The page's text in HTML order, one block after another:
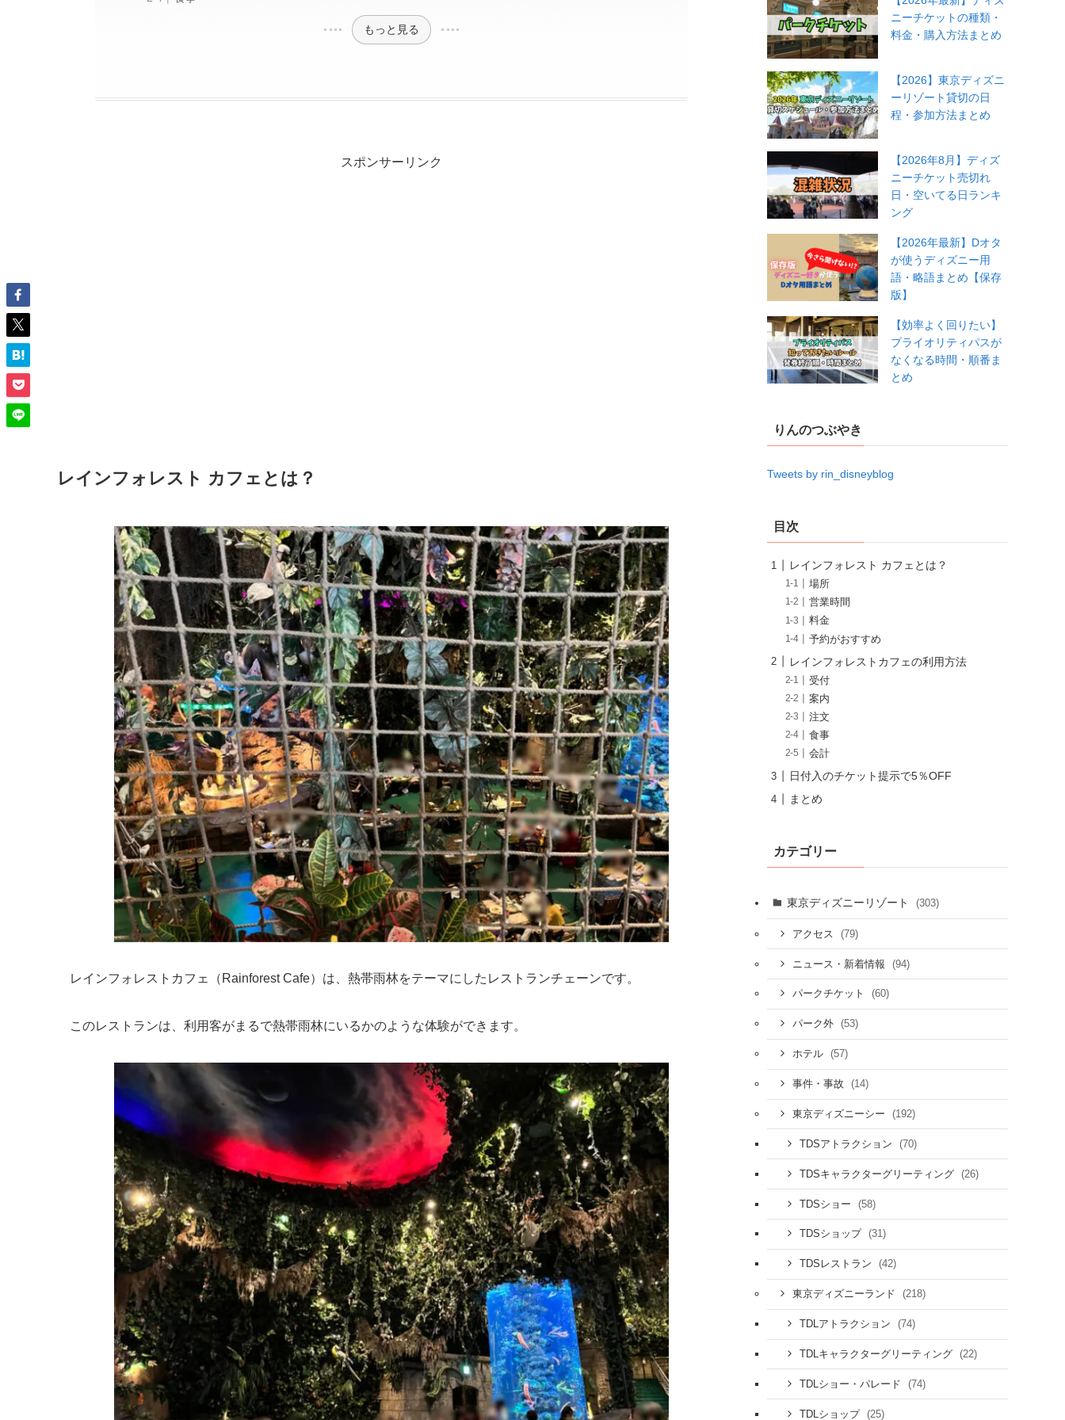
もっと見る
スポンサーリンク
レインフォレストカフェ（Rainforest Cafe）は、熱帯雨林をテーマにしたレストランチェーンです。
このレストランは、利用客がまるで熱帯雨林にいるかのような体験ができます。
水槽にある熱帯魚は本物！
店内の雰囲気はジャングルでゴリラや象、蝶などの動物がいます。
食事をしていると定期的に「雷雨 」が発生する演出もあり、その度に動物たちが反応するといった工夫がされて
います。
ニーチケットの種類・
料金・購入方法まとめ
【2026】東京ディズニ
ーリゾート貸切の日
程・参加方法まとめ
【2026年8月】ディズ
ニーチケット売切れ
日・空いてる日ランキ
ング
【2026年最新】Dオタ
が使うディズニー用
語・略語まとめ【保存
版】
【効率よく回りたい】
プライオリティパスが
なくなる時間・順番ま
とめ
りんのつぶやき
Tweets by rin_disneyblog
目次
レインフォレスト カフェとは？
場所
営業時間
料金
予約がおすすめ
レインフォレストカフェの利用方法
受付
案内
注文
食事
会計
日付入のチケット提示で5％OFF
まとめ
カテゴリー
東京ディズニーリゾート (303)
アクセス (79)
ニュース・新着情報 (94)
パークチケット (60)
パーク外 (53)
ホテル (57)
事件・事故 (14)
東京ディズニーシー (192)
TDSアトラクション (70)
TDSキャラクターグリーティング (26)
TDSショー (58)
TDSショップ (31)
TDSレストラン (42)
東京ディズニーランド (218)
TDLアトラクション (74)
TDLキャラクターグリーティング (22)
TDLショー・パレード (74)
TDLショップ (25)